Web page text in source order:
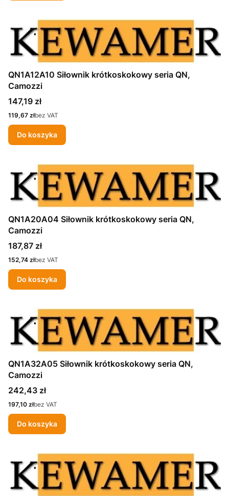
QN1A12A10 Siłownik krótkoskokowy seria QN,
Camozzi
Cena
147,19 zł
Cena
119,67 złbez VAT
Do koszyka
QN1A20A04 Siłownik krótkoskokowy seria QN,
Camozzi
Cena
187,87 zł
Cena
152,74 złbez VAT
Do koszyka
QN1A32A05 Siłownik krótkoskokowy seria QN,
Camozzi
Cena
242,43 zł
Cena
197,10 złbez VAT
Do koszyka